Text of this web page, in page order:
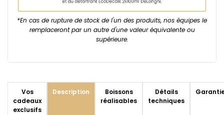
*En cas de rupture de stock de l'un des produits, nos équipes le
remplaceront par un autre d'une valeur équivalente ou
supérieure.
Vos
cadeaux
exclusifs
Description
Boissons
réalisables
Détails
techniques